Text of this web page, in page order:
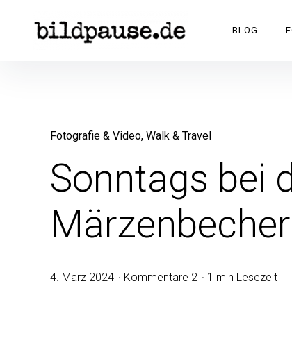
BILDPAUSE BLOG
Fotografie & Video Walk & Travel
Sonntags bei
4. März 2024 Kommentare 2 1 min Lesezeit